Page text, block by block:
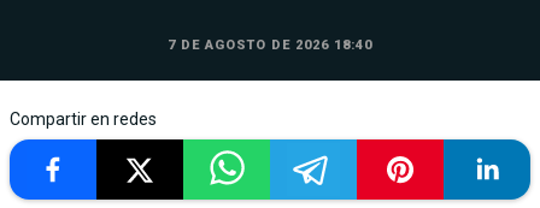
7 DE AGOSTO DE 2026 18:40
Compartir en redes